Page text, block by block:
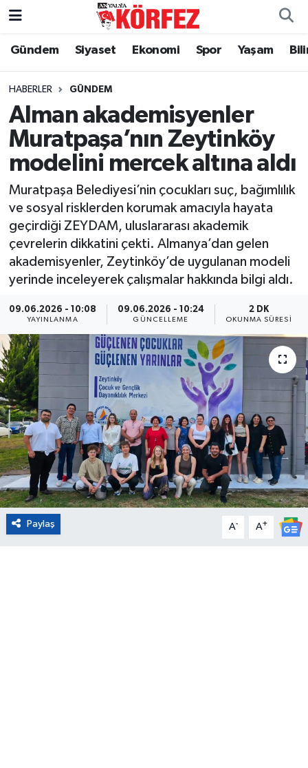
Gündem Siyaset Ekonomi Spor Yaşam
HABERLER GÜNDEM
Alman akademisyenler
Muratpaşa’nın Zeytinköy
modelini mercek altına aldı
Muratpaşa Belediyesi’nin çocukları suç, bağımlılık
ve sosyal risklerden korumak amacıyla hayata
geçirdiği ZEYDAM, uluslararası akademik
çevrelerin dikkatini çekti. Almanya’dan gelen
akademisyenler, Zeytinköy’de uygulanan modeli
yerinde inceleyerek çalışmalar hakkında bilgi aldı.
09.06.2026 - 10:08
YAYINLANMA
09.06.2026 - 10:24
GÜNCELLEME
2 DK
OKUNMA SÜRESI
Paylaş A- A+
Gündem
Siyaset
Yerel Yönetim
Ekonomi
Spor
Yaşam
Asayiş
Eğitim
Sağlık
Magazin
Turizm
Çevre
Kültür ve Sanat
Nöbetçi Eczaneler
Hava Durumu
Trafik Durumu
Süper Lig Puan Durumu ve Fikstür
Tüm Manşetler
Son Dakika Haberleri
Haber Arşivi